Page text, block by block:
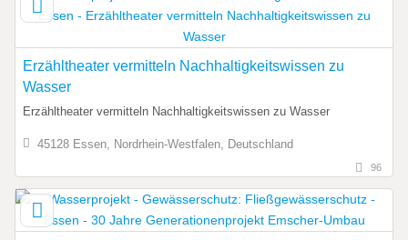
Erzähltheater vermitteln Nachhaltigkeitswissen zu
Wasser
Erzähltheater vermitteln Nachhaltigkeitswissen zu Wasser
45128 Essen, Nordrhein-Westfalen, Deutschland
96